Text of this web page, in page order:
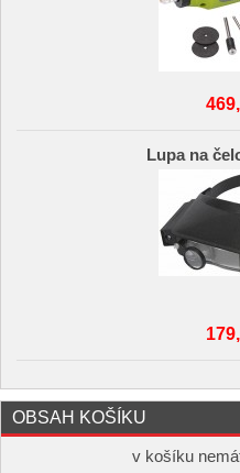
Lupa na
OBSAH KOŠÍKU
v košíku